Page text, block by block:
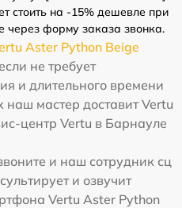
стоить на -15% дешевле при
через форму заказа звонка.
Aster Python Beige
не требует
и длительного времени
наш мастер доставит Vertu
центр Vertu в Барнауле
и наш сотрудник сц
и озвучит
Vertu Aster Python